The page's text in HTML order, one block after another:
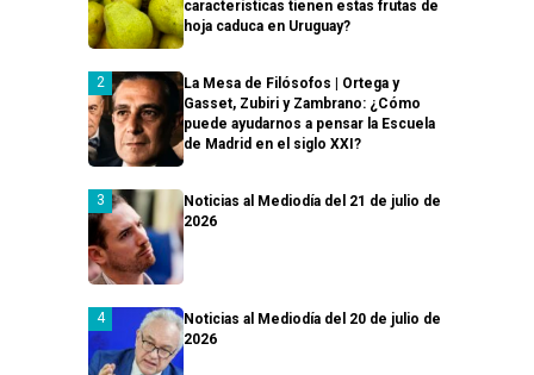
características tienen estas frutas de
hoja caduca en Uruguay?
La Mesa de Filósofos | Ortega y
Gasset, Zubiri y Zambrano: ¿Cómo
puede ayudarnos a pensar la Escuela
de Madrid en el siglo XXI?
Noticias al Mediodía del 21 de julio de
2026
Noticias al Mediodía del 20 de julio de
2026